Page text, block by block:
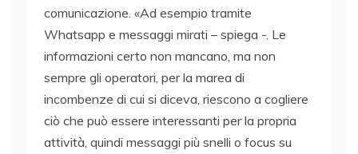
comunicazione. «Ad esempio tramite
Whatsapp e messaggi mirati – spiega -. Le
informazioni certo non mancano, ma non
sempre gli operatori, per la marea di
incombenze di cui si diceva, riescono a cogliere
ciò che può essere interessanti per la propria
attività, quindi messaggi più snelli o focus su